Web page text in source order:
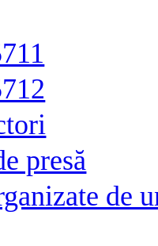
presă
de